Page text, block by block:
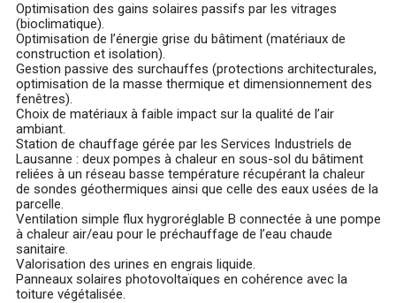
Optimisation des gains solaires passifs par les vitrages
(bioclimatique).
Optimisation de l’énergie grise du bâtiment (matériaux de
construction et isolation).
Gestion passive des surchauffes (protections architecturales,
optimisation de la masse thermique et dimensionnement des
fenêtres).
Choix de matériaux à faible impact sur la qualité de l’air
ambiant.
Station de chauffage gérée par les Services Industriels de
Lausanne : deux pompes à chaleur en sous-sol du bâtiment
reliées à un réseau basse température récupérant la chaleur
de sondes géothermiques ainsi que celle des eaux usées de la
parcelle.
Ventilation simple flux hygroréglable B connectée à une pompe
à chaleur air/eau pour le préchauffage de l’eau chaude
sanitaire.
Valorisation des urines en engrais liquide.
Panneaux solaires photovoltaïques en cohérence avec la
toiture végétalisée.